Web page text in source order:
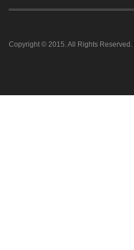
Copyright © 2015. All Rights Reserved.